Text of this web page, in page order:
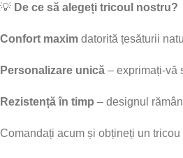
💡 De ce să alegeți tricoul nostru?
Confort maxim datorită țesăturii
Personalizare unică – exprimați-vă
Rezistență în timp – designul
Comandați acum și obțineți un